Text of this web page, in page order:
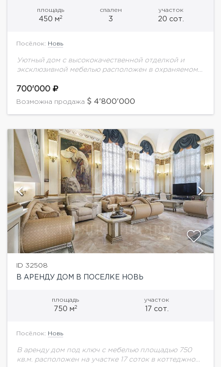
площадь
450 м2
спален
3
участок
20 сот.
Посёлок: Новь
Уютный дом с высококачественной отделкой и
эксклюзивной мебелью расположен в охраняемом
На великолепном участке с ландшафтным
дизайном - пруд, гостевой дом с...
700'000
Возможна продажа 4'800'000
ID 32508
В АРЕНДУ ДОМ В ПОСЕЛКЕ НОВЬ
площадь
750 м2
участок
17 сот.
Посёлок: Новь
В аренду дом под ключ с мебелью площадью 750
кв.м. расположен на участке 17 соток в коттеджном